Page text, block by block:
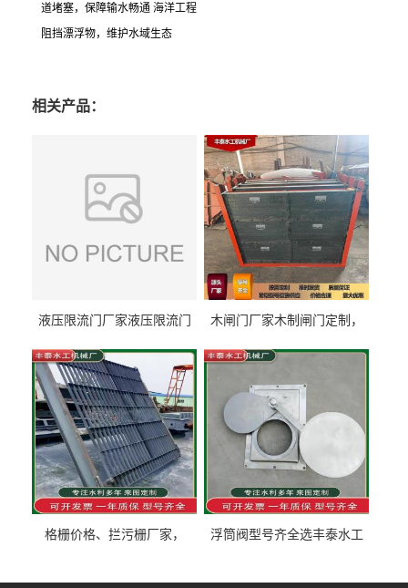
道堵塞，保障输水畅通 海洋工程
阻挡漂浮物，维护水域生态
相关产品：
液压限流门厂家液压限流门
泰制造
木闸门厂家木制闸门定制，
型号齐全
格栅价格、拦污栅厂家，
浮筒阀型号齐全选丰泰水工
道水库电站污水处理钢制闸